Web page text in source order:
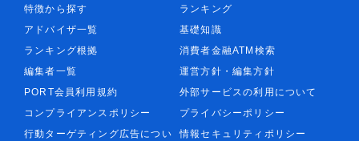
特徴から探す
ランキング
アドバイザ一覧
基礎知識
ランキング根拠
消費者金融ATM検索
編集者一覧
運営方針・編集方針
PORT会員利用規約
外部サービスの利用について
コンプライアンスポリシー
プライバシーポリシー
行動ターゲティング広告につい
情報セキュリティポリシー